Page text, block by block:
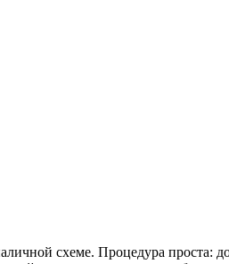
схеме. Процедура проста: